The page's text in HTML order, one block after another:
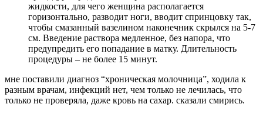
жидкости, для чего женщина располагается
горизонтально, разводит ноги, вводит спринцовку так,
чтобы смазанный вазелином наконечник скрылся на 5-7
см. Введение раствора медленное, без напора, что
предупредить его попадание в матку. Длительность
процедуры – не более 15 минут.
мне поставили диагноз “хроническая молочница”, ходила к
разным врачам, инфекций нет, чем только не лечилась, что
только не проверяла, даже кровь на сахар. сказали смирись.